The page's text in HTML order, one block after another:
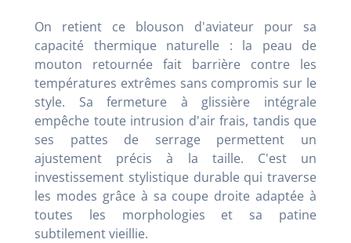
On retient ce blouson d'aviateur pour sa
capacité thermique naturelle : la peau de
mouton retournée fait barrière contre les
températures extrêmes sans compromis sur le
style. Sa fermeture à glissière intégrale
empêche toute intrusion d'air frais, tandis que
ses pattes de serrage permettent un
ajustement précis à la taille. C'est un
investissement stylistique durable qui traverse
les modes grâce à sa coupe droite adaptée à
toutes les morphologies et sa patine
subtilement vieillie.